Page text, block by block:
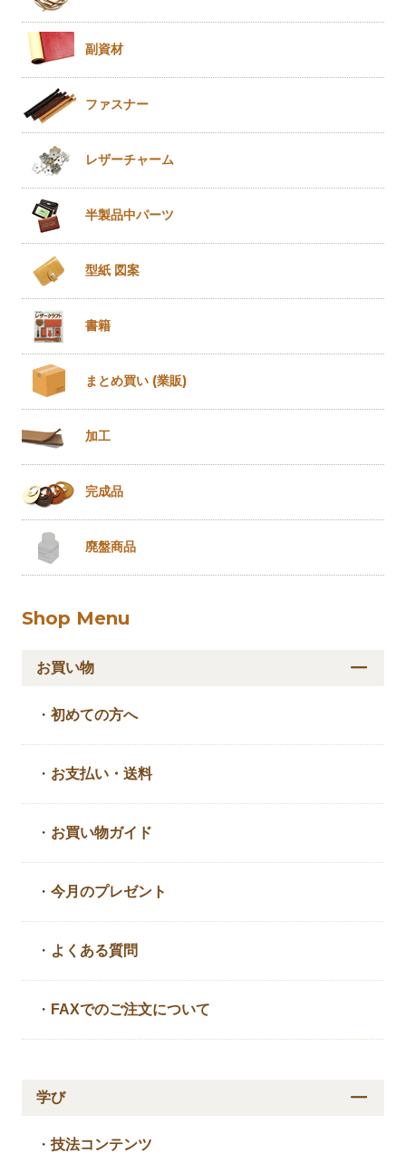
副資材
ファスナー
レザーチャーム
半製品中パーツ
型紙 図案
書籍
まとめ買い (業販)
加工
完成品
廃盤商品
Shop Menu
お買い物
・初めての方へ
・ お支払い・送料
・ お買い物ガイド
・今月のプレゼント
・ よくある質問
・ FAXでのご注文について
学び
・技法コンテンツ